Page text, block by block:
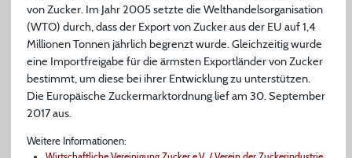
von Zucker. Im Jahr 2005 setzte die Welthandelsorganisation
(WTO) durch, dass der Export von Zucker aus der EU auf 1,4
Millionen Tonnen jährlich begrenzt wurde. Gleichzeitig wurde
eine Importfreigabe für die ärmsten Exportländer von Zucker
bestimmt, um diese bei ihrer Entwicklung zu unterstützen.
Die Europäische Zuckermarktordnung lief am 30. September
2017 aus.
Weitere Informationen: